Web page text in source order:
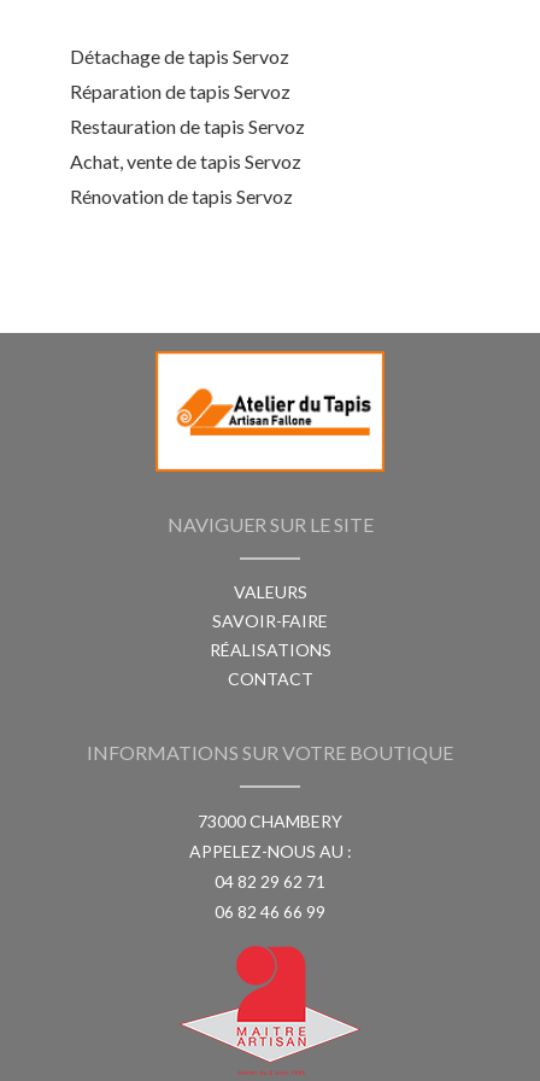
Détachage de tapis Servoz
Réparation de tapis Servoz
Restauration de tapis Servoz
Achat, vente de tapis Servoz
Rénovation de tapis Servoz
NAVIGUER SUR LE SITE
VALEURS
SAVOIR-FAIRE
RÉALISATIONS
CONTACT
INFORMATIONS SUR VOTRE BOUTIQUE
73000 CHAMBERY
APPELEZ-NOUS AU :
04 82 29 62 71
06 82 46 66 99